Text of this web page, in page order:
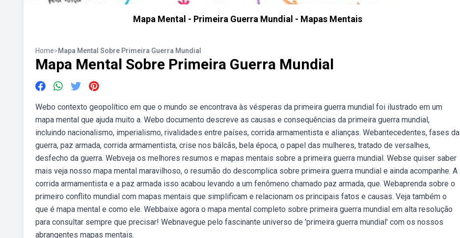
Mapa Mental - Primeira Guerra Mundial - Mapas Mentais
Home>Mapa Mental Sobre Primeira Guerra Mundial
Mapa Mental Sobre Primeira Guerra Mundial
Webo contexto geopolítico em que o mundo se encontrava às vésperas da primeira guerra mundial foi ilustrado em um
mapa mental que ajuda muito a. Webo documento descreve as causas e consequências da primeira guerra mundial,
incluindo nacionalismo, imperialismo, rivalidades entre países, corrida armamentista e alianças. Webantecedentes, fases da
guerra, paz armada, corrida armamentista, crise nos bálcãs, bela época, o papel das mulheres, tratado de versalhes,
desfecho da guerra. Webveja os melhores resumos e mapas mentais sobre a primeira guerra mundial. Webse quiser saber
mais veja nosso mapa mental maravilhoso, o resumão do descomplica sobre primeira guerra mundial e ainda acompanhe. A
corrida armamentista e a paz armada isso acabou levando a um fenômeno chamado paz armada, que. Webaprenda sobre o
primeiro conflito mundial com mapas mentais que simplificam e relacionam os principais fatos e causas. Veja também o
que é mapa mental e como ele. Webbaixe agora o mapa mental completo sobre primeira guerra mundial em alta resolução
para consultar sempre que precisar! Webnavegue pelo fascinante universo de 'primeira guerra mundial' com os nossos
abrangentes mapas mentais.